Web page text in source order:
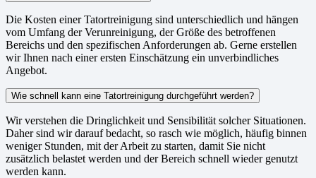
Die Kosten einer Tatortreinigung sind unterschiedlich und hängen
vom Umfang der Verunreinigung, der Größe des betroffenen
Bereichs und den spezifischen Anforderungen ab. Gerne erstellen
wir Ihnen nach einer ersten Einschätzung ein unverbindliches
Angebot.
Wie schnell kann eine Tatortreinigung durchgeführt werden?
Wir verstehen die Dringlichkeit und Sensibilität solcher Situationen.
Daher sind wir darauf bedacht, so rasch wie möglich, häufig binnen
weniger Stunden, mit der Arbeit zu starten, damit Sie nicht
zusätzlich belastet werden und der Bereich schnell wieder genutzt
werden kann.